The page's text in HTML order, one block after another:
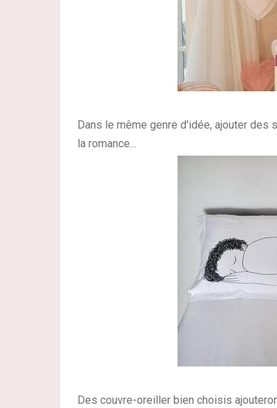
Dans le même genre d'idée, ajouter des
la romance...
Des couvre-oreiller bien choisis